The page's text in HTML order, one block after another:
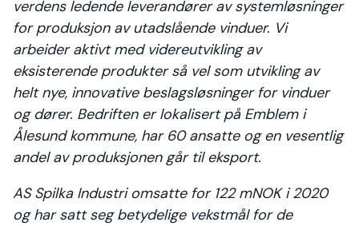
verdens ledende leverandører av systemløsninger
for produksjon av utadslående vinduer. Vi
arbeider aktivt med videreutvikling av
eksisterende produkter så vel som utvikling av
helt nye, innovative beslagsløsninger for vinduer
og dører. Bedriften er lokalisert på Emblem i
Ålesund kommune, har 60 ansatte og en vesentlig
andel av produksjonen går til eksport.
AS Spilka Industri omsatte for 122 mNOK i 2020
og har satt seg betydelige vekstmål for de